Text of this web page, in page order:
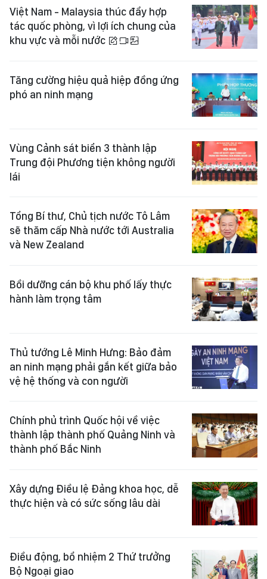
Việt Nam - Malaysia thúc đẩy hợp
tác quốc phòng, vì lợi ích chung của
khu vực và mỗi nước
Tăng cường hiệu quả hiệp đồng ứng
phó an ninh mạng
Vùng Cảnh sát biển 3 thành lập
Trung đội Phương tiện không người
lái
Tổng Bí thư, Chủ tịch nước Tô Lâm
sẽ thăm cấp Nhà nước tới Australia
và New Zealand
Bồi dưỡng cán bộ khu phố lấy thực
hành làm trọng tâm
Thủ tướng Lê Minh Hưng: Bảo đảm
an ninh mạng phải gắn kết giữa bảo
vệ hệ thống và con người
Chính phủ trình Quốc hội về việc
thành lập thành phố Quảng Ninh và
thành phố Bắc Ninh
Xây dựng Điều lệ Đảng khoa học, dễ
thực hiện và có sức sống lâu dài
Điều động, bổ nhiệm 2 Thứ trưởng
Bộ Ngoại giao